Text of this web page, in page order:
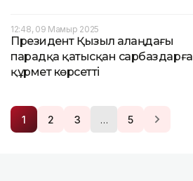
12:48, 09 Мамыр 2025
Президент Қызыл алаңдағы
парадқа қатысқан сарбаздарға
құрмет көрсетті
1 2 3 … 5